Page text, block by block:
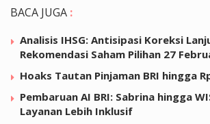
BACA JUGA :
Analisis IHSG: Antisipasi Koreksi
Rekomendasi Saham Pilihan 27
Hoaks Tautan Pinjaman BRI hingga
Pembaruan AI BRI: Sabrina hingga
Layanan Lebih Inklusif